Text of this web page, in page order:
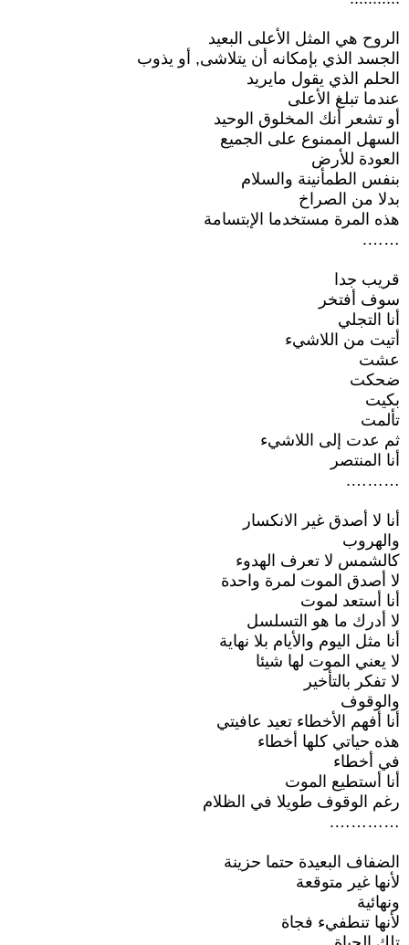
الروح هي المثل الأعلى البعيد
الجسد الذي بإمكانه أن يتلاشى, أو يذوب
الحلم الذي يقول مايريد
عندما تبلغ الأعلى
أو تشعر أنك المخلوق الوحيد
السهل الممنوع على الجميع
العودة للأرض
بنفس الطمأنينة والسلام
بدلا من الصراخ
هذه المرة مستخدما الإبتسامة
…….
قريب جدا
سوف أفتخر
أنا التجلي
أتيت من اللاشيء
عشت
ضحكت
بكيت
تألمت
ثم عدت إلى اللاشيء
أنا المنتصر
……….
أنا لا أصدق غير الانكسار
والهروب
كالشمس لا تعرف الهدوء
لا أصدق الموت لمرة واحدة
أنا أستعد لموت
لا أدرك ما هو التسلسل
أنا مثل اليوم والأيام بلا نهاية
لا يعني الموت لها شيئا
لا تفكر بالتأخير
والوقوف
أنا أفهم الأخطاء تعيد عافيتي
هذه حياتي كلها أخطاء
في أخطاء
أنا أستطيع الموت
رغم الوقوف طويلا في الظلام
………….
الضفاف البعيدة حتما حزينة
لأنها غير متوقعة
ونهائية
لأنها تنطفيء فجاة